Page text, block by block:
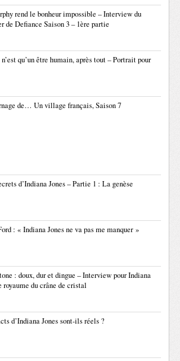
rend le bonheur impossible – Interview du
de Defiance Saison 3 – 1ère partie
qu’un être humain, après tout – Portrait pour
de… Un village français, Saison 7
d’Indiana Jones – Partie 1 : La genèse
: « Indiana Jones ne va pas me manquer »
: doux, dur et dingue – Interview pour Indiana
royaume du crâne de cristal
d’Indiana Jones sont-ils réels ?